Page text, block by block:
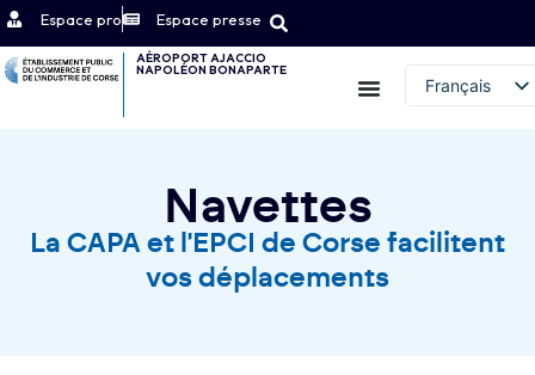
Espace pro Espace presse
AÉROPORT AJACCIO
NAPOLÉON BONAPARTE
Français
Contact
Navettes
La CAPA et l'EPCI de Corse facilitent
vos déplacements